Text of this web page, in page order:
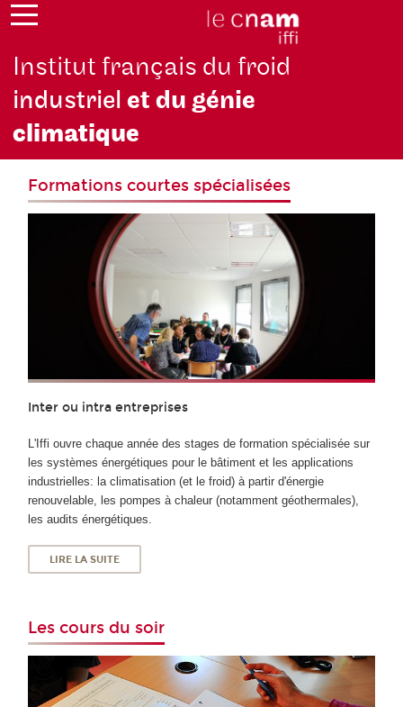
Institut français du froid
industrielet du génie
climatique
Formations courtes spécialisées
Inter ou intra entreprises
L'Iffi ouvre chaque année des stages de formation spécialisée sur
les systèmes énergétiques pour le bâtiment et les applications
industrielles: la climatisation (et le froid) à partir d'énergie
renouvelable, les pompes à chaleur (notamment géothermales),
les audits énergétiques.
LIRE LA SUITE
Les cours du soir